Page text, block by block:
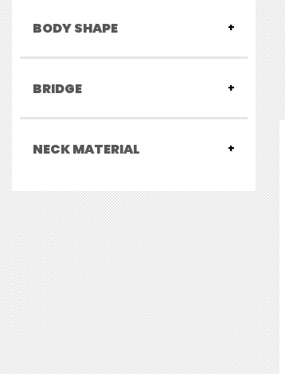
BODY SHAPE
BRIDGE
NECK MATERIAL